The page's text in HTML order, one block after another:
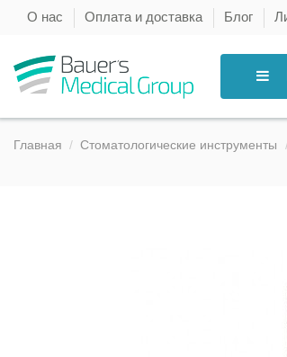
О нас Оплата и доставка Блог
Главная Стоматологические инструменты